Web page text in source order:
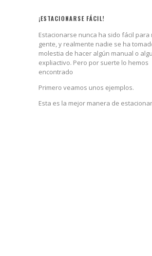
¡ESTACIONARSE FÁCIL!
Estacionarse nunca ha sido fácil para
gente, y realmente nadie se ha
molestia de hacer algún manual o
expliactivo. Pero por suerte lo hemos
encontrado
Primero veamos unos ejemplos.
Esta es la mejor manera de